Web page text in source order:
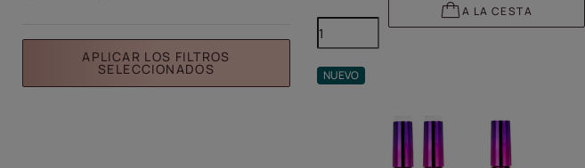
APLICAR LOS FILTROS
SELECCIONADOS
A LA CESTA
NUEVO